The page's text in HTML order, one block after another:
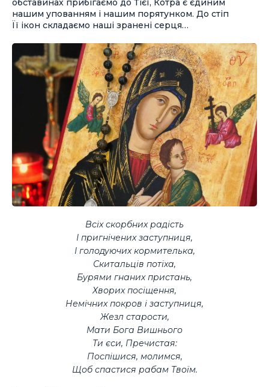
обставинах прибігаємо до Тієї, Котра є єдиним
нашим упованням і нашим порятунком. До стіп
Її ікон складаємо наші зранені серця…
Всіх скорбних радість
І пригнічених заступниця,
І голодуючих кормителька,
Скитальців потіха,
Бурями гнаних пристань,
Хворих посіщення,
Немічних покров і заступниця,
Жезл старости,
Мати Бога Вишнього
Ти єси, Пречистая:
Поспішися, молимся,
Щоб спастися рабам Твоїм.